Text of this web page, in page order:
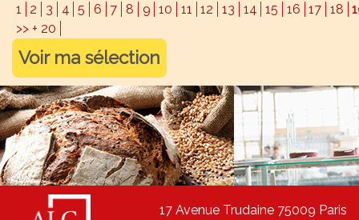
1
2 3 4 5 6 7 8 9 10 11 12 13 14 15 16 17 18
>> + 20
Voir ma sélection
17 Avenue Trudaine 75009 Paris